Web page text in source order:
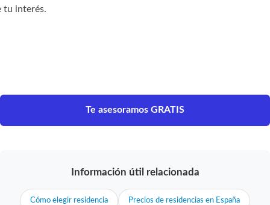
tu interés.
Te asesoramos GRATIS
Información útil relacionada
Cómo elegir residencia Precios de residencias en España